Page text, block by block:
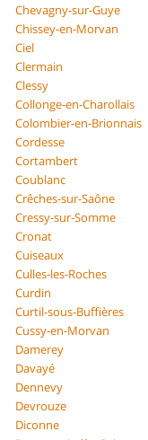
Chevagny-sur-Guye
Chissey-en-Morvan
Ciel
Clermain
Clessy
Collonge-en-Charollais
Colombier-en-Brionnais
Cordesse
Cortambert
Coublanc
Crêches-sur-Saône
Cressy-sur-Somme
Cronat
Cuiseaux
Culles-les-Roches
Curdin
Curtil-sous-Buffières
Cussy-en-Morvan
Damerey
Davayé
Dennevy
Devrouze
Diconne